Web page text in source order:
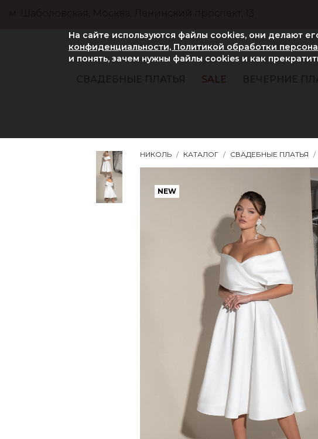
м. Шаболовская, Москва, Ленинский проспект, 13
СВАДЕБНЫЕ ПЛАТЬЯ SALE ВЕЧЕРНИЕ
НИКОЛЬ КАТАЛОГ СВАДЕБНЫЕ ПЛАТЬЯ
NEW
NEW
На сайте используются файлы cookies, они делают
конфиденциальности, Политикой обработки
и понять, зачем нужны файлы сookies и как